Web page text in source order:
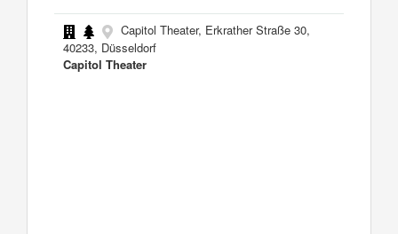
Capitol Theater, Erkrather Straße 30,
40233, Düsseldorf
Capitol Theater